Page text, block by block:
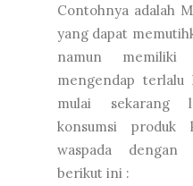
Contohnya adalah
yang dapat
namun
mengendap
mulai sekarang
konsumsi produk
waspada dengan
berikut ini :